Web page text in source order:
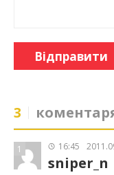
Відправити
3
1 16:45
sniper_n